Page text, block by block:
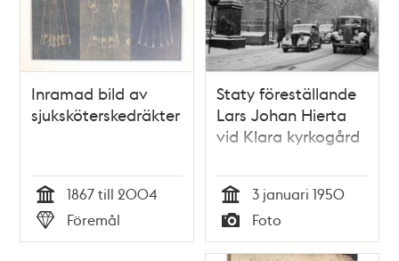
Inramad bild av
sjuksköterskedräkter
Tid
1867 till 2004
Typ
Föremål
Staty föreställande
Lars Johan Hierta
vid Klara kyrkogård
Tid
3 januari 1950
Typ
Foto